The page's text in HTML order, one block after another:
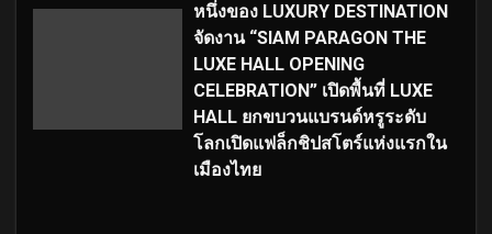
หนึ่งของ LUXURY DESTINATION
จัดงาน “SIAM PARAGON THE
LUXE HALL OPENING
CELEBRATION” เปิดพื้นที่ LUXE
HALL ยกขบวนแบรนด์หรูระดับ
โลกเปิดแฟล็กชิปสโตร์แห่งแรกใน
เมืองไทย